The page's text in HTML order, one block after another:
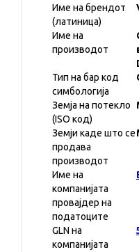
Име на брендот
(латиница)
Име на
производот
Тип на бар код
симбологија
Земја на потекло
(ISO код)
Земји каде што се
продава
производот
Име на
компанијата
провајдер на
податоците
GLN на
компанијата